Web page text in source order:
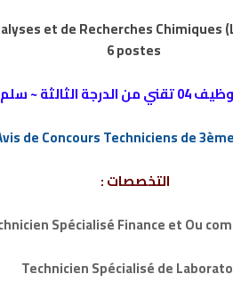
et de Recherches Chimiques
6 postes
الثالثة ~ سلم 9
de Concours Techniciens de
التخصصات :
Spécialisé Finance et Ou
Technicien Spécialisé de